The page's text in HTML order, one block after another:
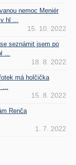
nemoc Meniér
hl ...
15. 10. 2022
seznámit jsem po
...
18. 8. 2022
má holčička
...
15. 8. 2022
Renča
1. 7. 2022